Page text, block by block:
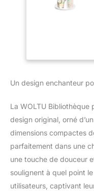
Un design enchanteur
La WOLTU Bibliothèque
design original, orné
dimensions compactes
parfaitement dans une
une touche de douceur
soulignent à quel point
utilisateurs, captivant